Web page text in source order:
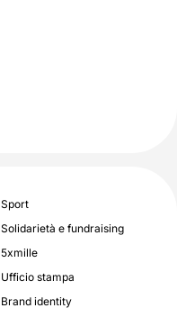
Sport
Solidarietà e fundraising
5xmille
Ufficio stampa
Brand identity